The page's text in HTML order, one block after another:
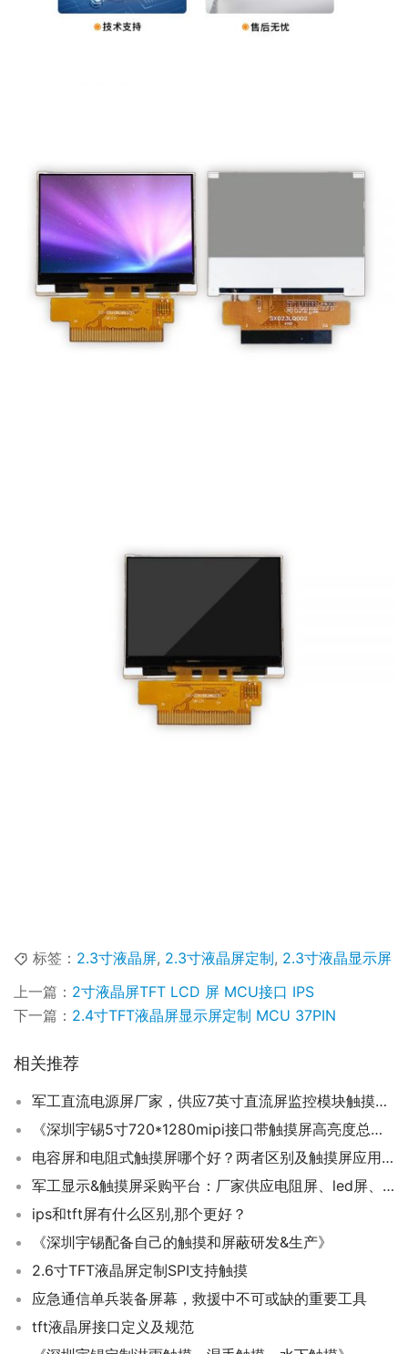
标签： 2.3寸液晶屏, 2.3寸液晶屏定制, 2.3寸液晶显示屏
上一篇： 2寸液晶屏TFT LCD 屏 MCU接口 IPS
下一篇： 2.4寸TFT液晶屏显示屏定制 MCU 37PIN
相关推荐
军工直流电源屏厂家，供应7英寸直流屏监控模块触摸屏，及电源配电柜的作用
《深圳宇锡5寸720*1280mipi接口带触摸屏高亮度总成，低成本解决方案》
电容屏和电阻式触摸屏哪个好？两者区别及触摸屏应用领域？
军工显示&触摸屏采购平台：厂家供应电阻屏、led屏、柔性屏、拼接军工屏
ips和tft屏有什么区别,那个更好？
《深圳宇锡配备自己的触摸和屏蔽研发&生产》
2.6寸TFT液晶屏定制SPI支持触摸
应急通信单兵装备屏幕，救援中不可或缺的重要工具
tft液晶屏接口定义及规范